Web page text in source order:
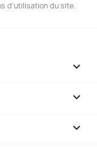
d'utilisation du site.


